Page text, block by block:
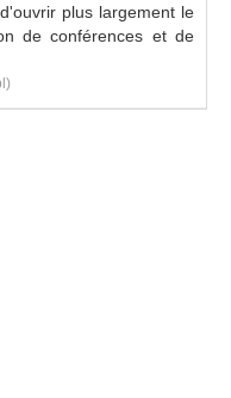
plus largement le
de conférences et de